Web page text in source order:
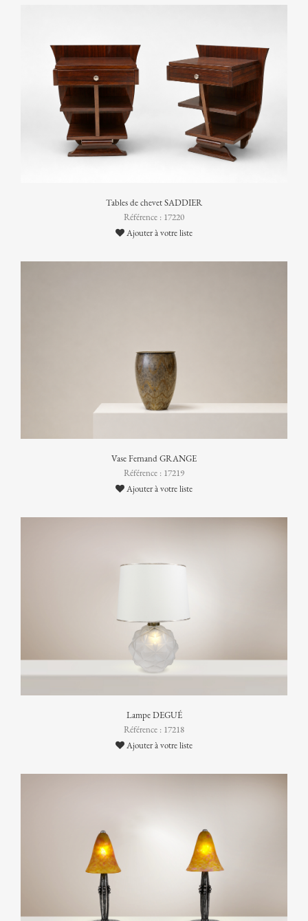
Tables de chevet SADDIER
Référence : 17220
Ajouter à votre liste
Vase Fernand GRANGE
Référence : 17219
Ajouter à votre liste
Lampe DEGUÉ
Référence : 17218
Ajouter à votre liste